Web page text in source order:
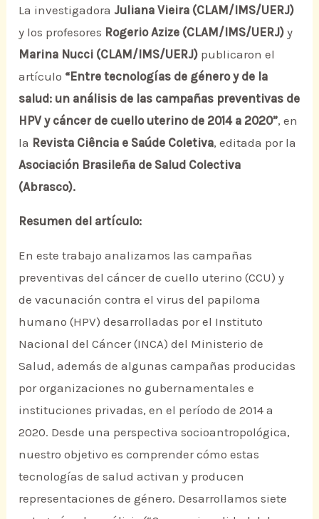
La investigadora Juliana Vieira (CLAM/IMS/UERJ)
y los profesores Rogerio Azize (CLAM/IMS/UERJ) y
Marina Nucci (CLAM/IMS/UERJ) publicaron el
artículo “Entre tecnologías de género y de la
salud: un análisis de las campañas preventivas de
HPV y cáncer de cuello uterino de 2014 a 2020”, en
la Revista Ciência e Saúde Coletiva, editada por la
Asociación Brasileña de Salud Colectiva
(Abrasco).
Resumen del artículo:
En este trabajo analizamos las campañas
preventivas del cáncer de cuello uterino (CCU) y
de vacunación contra el virus del papiloma
humano (HPV) desarrolladas por el Instituto
Nacional del Cáncer (INCA) del Ministerio de
Salud, además de algunas campañas producidas
por organizaciones no gubernamentales e
instituciones privadas, en el período de 2014 a
2020. Desde una perspectiva socioantropológica,
nuestro objetivo es comprender cómo estas
tecnologías de salud activan y producen
representaciones de género. Desarrollamos siete